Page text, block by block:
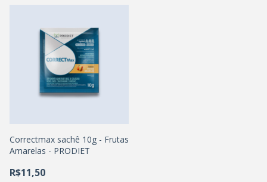
Correctmax sachê 10g - Frutas
Amarelas - PRODIET
R$11,50